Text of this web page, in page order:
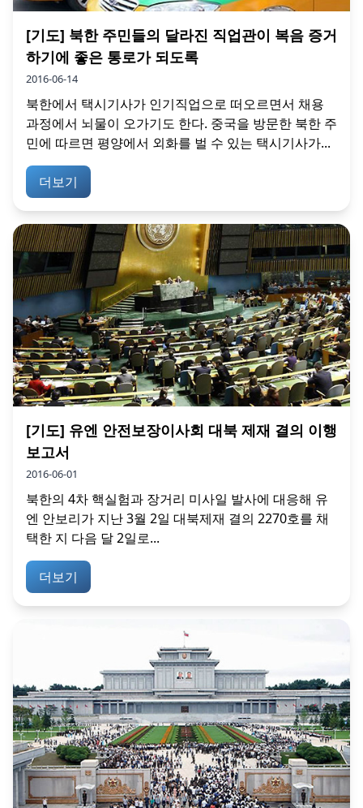
[기도] 북한 주민들의 달라진 직업관이 복음 증거
하기에 좋은 통로가 되도록
2016-06-14
북한에서 택시기사가 인기직업으로 떠오르면서 채용
과정에서 뇌물이 오가기도 한다. 중국을 방문한 북한 주
민에 따르면 평양에서 외화를 벌 수 있는 택시기사가...
더보기
[기도] 유엔 안전보장이사회 대북 제재 결의 이행
보고서
2016-06-01
북한의 4차 핵실험과 장거리 미사일 발사에 대응해 유
엔 안보리가 지난 3월 2일 대북제재 결의 2270호를 채
택한 지 다음 달 2일로...
더보기